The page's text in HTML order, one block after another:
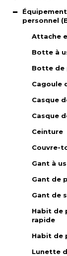
personnel
Attache
Botte à
Botte de
Cagoule
Casque
Casque
Ceinture
Couvre-
Gant à
Gant de
Gant de
Habit de
rapide
Habit de
Lunette